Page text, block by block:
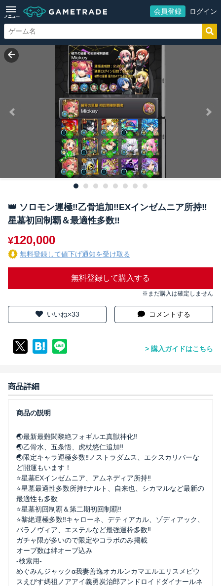
メニュー
会員登録 ログイン
👑 ソロモン運極‼️乙骨追加‼️EXインゼムニア所持‼️
星墓初回制覇＆最適性多数‼️
¥120,000
無料登録して値下げ通知を受け取る
無料登録して購入する
※まだ購入は確定しません
いいね×33 コメントする
購入ガイドはこちら
商品詳細
🌏最新最難関黎絶フォギルエ真獣神化‼️
🌏乙骨水、五条悟、虎杖悠仁追加‼️
🌏限定キャラ運極多数‼️ノストラダムス、エクスカリバーな
ど開運もいます！
⭐️星墓EXインゼムニア、アムネディア所持‼️
⭐️星墓最適性多数所持‼️ナルト、自来也、シカマルなど最新の
最適性も多数
⭐️星墓初回制覇＆第二期初回制覇‼️
⭐️黎絶運極多数‼️キャローネ、デティアカル、ゾディアック、
パラノヴィア、エステルなど最強運枠多数‼️
ガチャ限が多いので限定やコラボのみ掲載
オーブ数は絆オーブ込み
-検索用-
めぐみんジャックα我妻善逸オカルンカマエルエリスメビウ
スえびす媽祖ノアアイ義勇炭治郎アンドロイドダイナールネ